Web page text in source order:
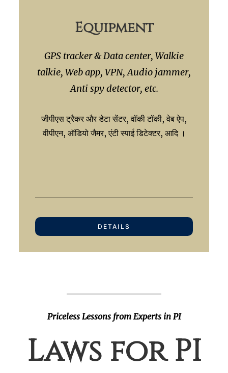
Equipment
GPS tracker & Data center, Walkie
talkie, Web app, VPN, Audio jammer,
Anti spy detector, etc.
जीपीएस ट्रैकर और डेटा सेंटर, वॉकी टॉकी, वेब ऐप,
वीपीएन, ऑडियो जैमर, एंटी स्पाई डिटेक्टर, आदि ।
DETAILS
Priceless Lessons from Experts in PI
Laws for PI